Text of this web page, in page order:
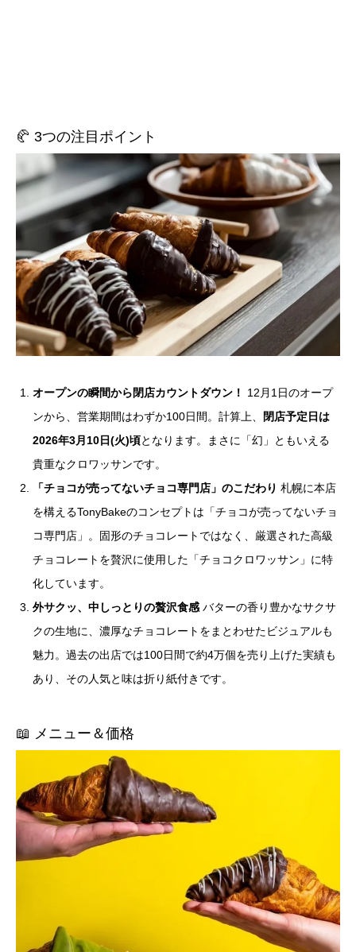
🥐 3つの注目ポイント
オープンの瞬間から閉店カウントダウン！
12月1日のオープ
ンから、営業期間はわずか100日間。計算上、
閉店予定日は
2026年3月10日(火)頃となります。まさに「幻」ともいえる
貴重なクロワッサンです。
「チョコが売ってないチョコ専門店」のこだわり 札幌に本店
を構えるTonyBakeのコンセプトは「チョコが売ってないチョ
コ専門店」。固形のチョコレートではなく、厳選された高級
チョコレートを贅沢に使用した「チョコクロワッサン」に特
化しています。
外サクッ、中しっとりの贅沢食感 バターの香り豊かなサクサ
クの生地に、濃厚なチョコレートをまとわせたビジュアルも
魅力。過去の出店では100日間で約4万個を売り上げた実績も
あり、その人気と味は折り紙付きです。
📖 メニュー＆価格